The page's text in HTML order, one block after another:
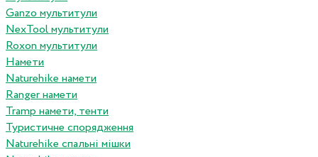
Ganzo мультитули
NexTool мультитули
Roxon мультитули
Намети
Naturehike намети
Ranger намети
Tramp намети, тенти
Туристичне спорядження
Naturehike спальні мішки